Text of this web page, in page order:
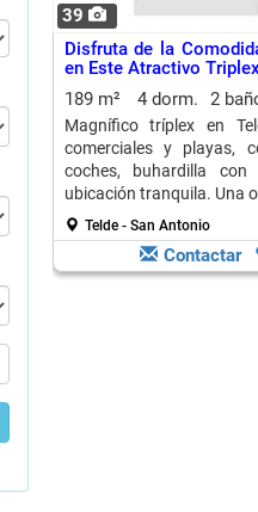
39
Disfruta de la
en Este Atractivo
189 m²
4 dorm. 2
Magnífico tríplex en
comerciales y playas,
coches, buhardilla
ubicación tranquila. Una
Telde - San Antonio
Contactar